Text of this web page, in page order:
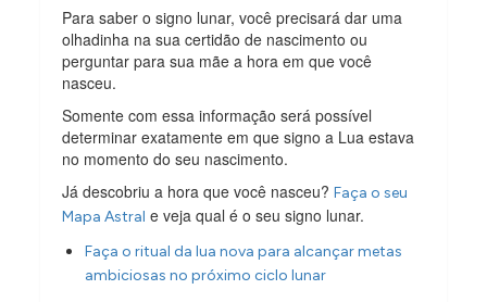
Para saber o signo lunar, você precisará dar uma
olhadinha na sua certidão de nascimento ou
perguntar para sua mãe a hora em que você
nasceu.
Somente com essa informação será possível
determinar exatamente em que signo a Lua estava
no momento do seu nascimento.
Já descobriu a hora que você nasceu?Faça o seu
Mapa Astral e veja qual é o seu signo lunar.
Faça o ritual da lua nova para alcançar metas
ambiciosas no próximo ciclo lunar